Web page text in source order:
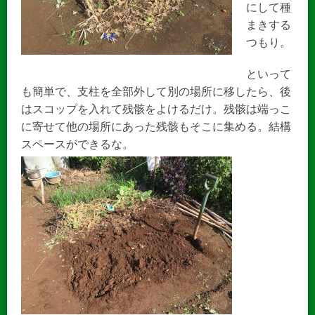
にして種
まきする
つもり。
といって
も簡単で、支柱を全部外して別の場所に移したら、後
はスコップを入れて残骸をよけるだけ。残骸は端っこ
に寄せて他の場所にあった残骸もそこに集める。結構
スペースができるな。